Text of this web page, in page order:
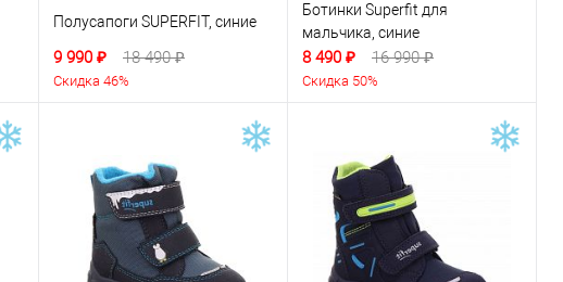
Полусапоги SUPERFIT, синие
9 990 ₽ 18 490 ₽
Скидка 46%
Ботинки Superfit для
мальчика, синие
8 490 ₽ 16 990 ₽
Скидка 50%